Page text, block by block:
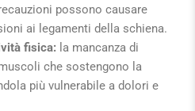
possono causare
ai legamenti della schiena.
fisica: la mancanza di
che sostengono la
più vulnerabile a dolori e